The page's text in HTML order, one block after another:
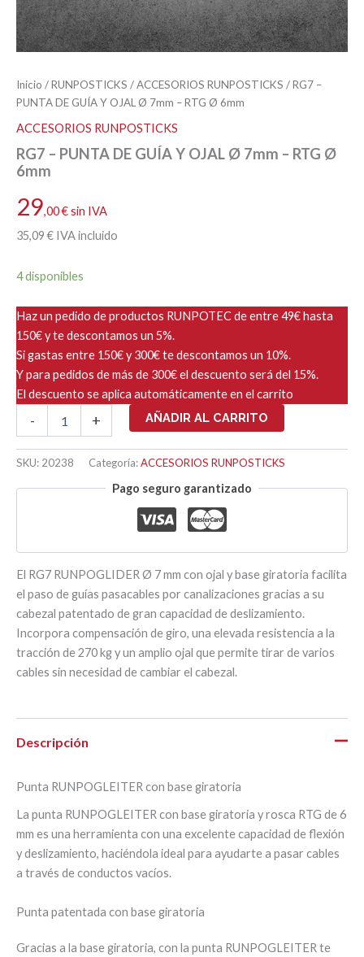
Inicio /RUNPOSTICKS /ACCESORIOS RUNPOSTICKS / RG7 –
PUNTA DE GUÍA Y OJAL Ø 7mm – RTG Ø 6mm
ACCESORIOS RUNPOSTICKS
RG7 – PUNTA DE GUÍA Y OJAL Ø 7mm – RTG Ø
6mm
29,00€sin IVA
35,09 € IVA incluido
4 disponibles
Haz un pedido de productos RUNPOTEC de entre 49€ hasta
150€ y te descontamos un 5%.
Si gastas entre 150€ y 300€ te descontamos un 10%.
Y para pedidos de más de 300€ el descuento será del 15%.
El descuento se aplica automáticamente en el carrito
-
DE
Y
-
RTG
Ø
6mm
cantidad
+ AÑADIR AL CARRITO
SKU: 20238 Categoría:ACCESORIOS RUNPOSTICKS
Pago seguro garantizado
El RG7 RUNPOGLIDER Ø 7 mm con ojal y base giratoria facilita
el paso de guías pasacables por canalizaciones gracias a su
cabezal patentado de gran capacidad de deslizamiento.
Incorpora compensación de giro, una elevada resistencia a la
tracción de 270 kg y un amplio ojal que permite tirar de varios
cables sin necesidad de cambiar el cabezal.
Descripción
Punta RUNPOGLEITER con base giratoria
La punta RUNPOGLEITER con base giratoria y rosca RTG de 6
mm es una herramienta con una excelente capacidad de flexión
y deslizamiento, haciéndola ideal para ayudarte a pasar cables
a través de conductos vacíos.
Punta patentada con base giratoria
Gracias a la base giratoria, con la punta RUNPOGLEITER te